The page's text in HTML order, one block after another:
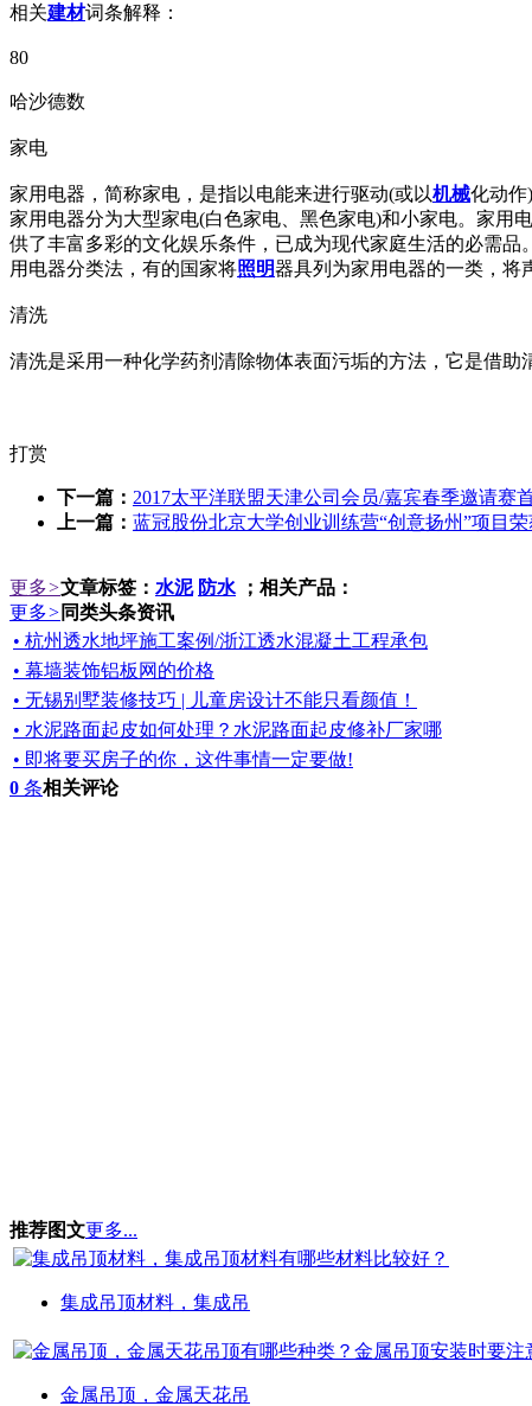
相关建材词条解释：
80
哈沙德数
家电
家用电器，简称家电，是指以电能来进行驱动(或以机械化动作
家用电器分为大型家电(白色家电、黑色家电)和小家电。家用
供了丰富多彩的文化娱乐条件，已成为现代家庭生活的必需
用电器分类法，有的国家将照明器具列为家用电器的一类，将
清洗
清洗是采用一种化学药剂清除物体表面污垢的方法，它是借
打赏
下一篇： 2017太平洋联盟天津公司会员/嘉宾春季邀请赛
上一篇： 蓝冠股份北京大学创业训练营“创意扬州”项目
更多>文章标签： 水泥 防水 ；相关产品：
更多> 同类头条资讯
• 杭州透水地坪施工案例/浙江透水混凝土工程承包
• 幕墙装饰铝板网的价格
• 无锡别墅装修技巧 | 儿童房设计不能只看颜值！
• 水泥路面起皮如何处理？水泥路面起皮修补厂家哪
• 即将要买房子的你，这件事情一定要做!
0 条相关评论
推荐图文更多...
集成吊顶材料，集成吊
金属吊顶，金属天花吊